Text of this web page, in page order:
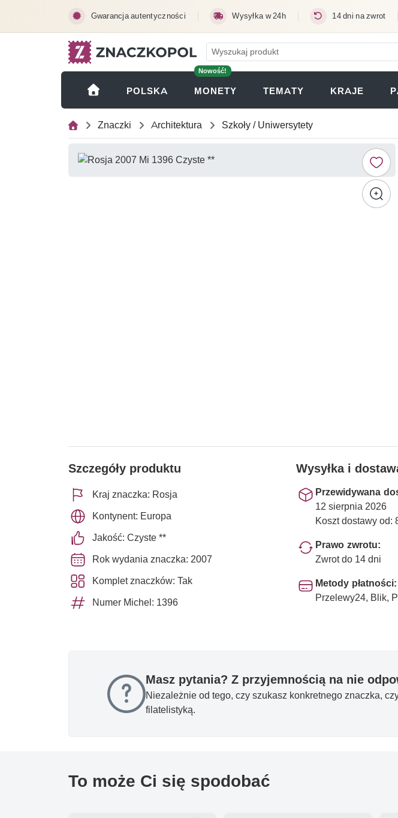
Gwarancja autentyczności Wysyłka w 24h 14 dni na zwrot
POLSKA
Nowość!
MONETY (OTWIERA SIĘ W NOWEJ
TEMATY KRAJE
Znaczki Architektura Szkoły / Uniwersytety
Szczegóły produktu
Kraj znaczka: Rosja
Kontynent: Europa
Jakość: Czyste **
Rok wydania znaczka: 2007
Komplet znaczków: Tak
Numer Michel: 1396
Wysyłka i
Przewidywana
12 sierpnia 2026
Koszt dostawy od:
Prawo zwrotu:
Zwrot do 14 dni
Metody płatności:
Przelewy24, Blik,
Masz pytania? Z przyjemnością na nie
Niezależnie od tego, czy szukasz konkretnego znaczka,
filatelistyką.
To może Ci się spodobać